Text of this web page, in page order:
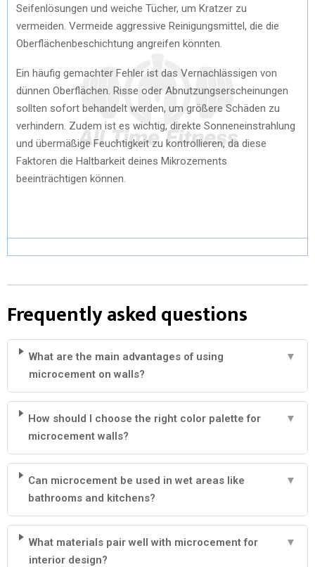
Seifenlösungen und weiche Tücher, um Kratzer zu
vermeiden. Vermeide aggressive Reinigungsmittel, die die
Oberflächenbeschichtung angreifen könnten.
Ein häufig gemachter Fehler ist das Vernachlässigen von
dünnen Oberflächen. Risse oder Abnutzungserscheinungen
sollten sofort behandelt werden, um größere Schäden zu
verhindern. Zudem ist es wichtig, direkte Sonneneinstrahlung
und übermäßige Feuchtigkeit zu kontrollieren, da diese
Faktoren die Haltbarkeit deines Mikrozements
beeinträchtigen können.
Frequently asked questions
What are the main advantages of using
microcement on walls?
▼
How should I choose the right color palette for
microcement walls?
▼
Can microcement be used in wet areas like
bathrooms and kitchens?
▼
What materials pair well with microcement for
interior design?
▼